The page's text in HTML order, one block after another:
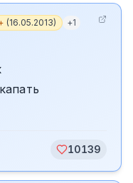
(16.05.2013) +1
10139